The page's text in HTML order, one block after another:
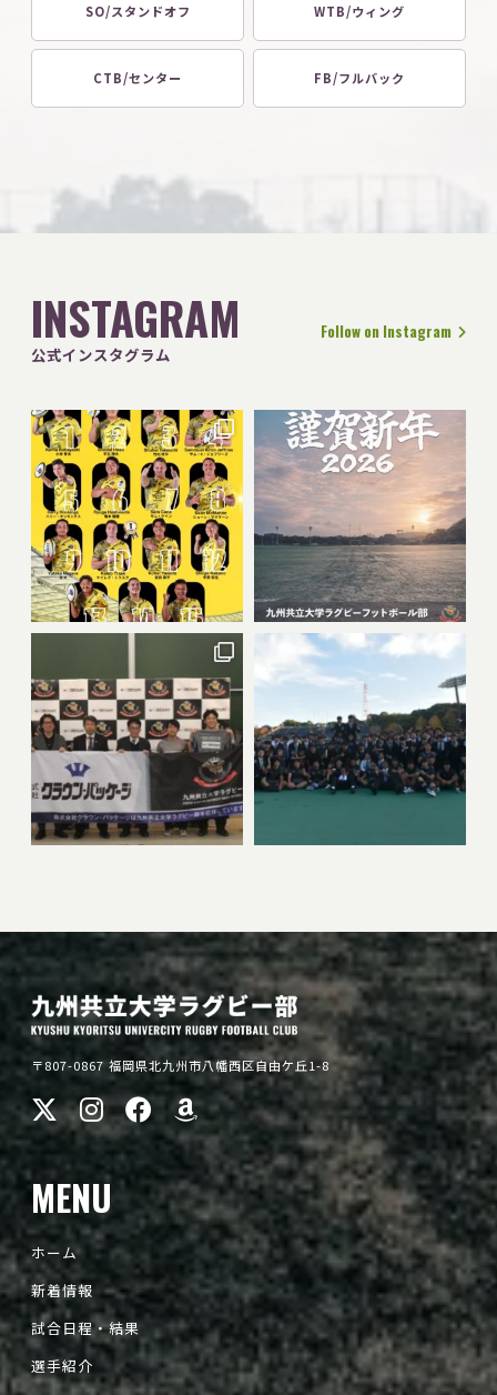
SO/スタンドオフ WTB/ウィング
CTB/センター FB/フルバック
INSTAGRAM
公式インスタグラム
Follow on Instagram
〒807-0867 福岡県北九州市八幡西区自由ケ丘1-8
MENU
ホーム
新着情報
試合日程・結果
選手紹介